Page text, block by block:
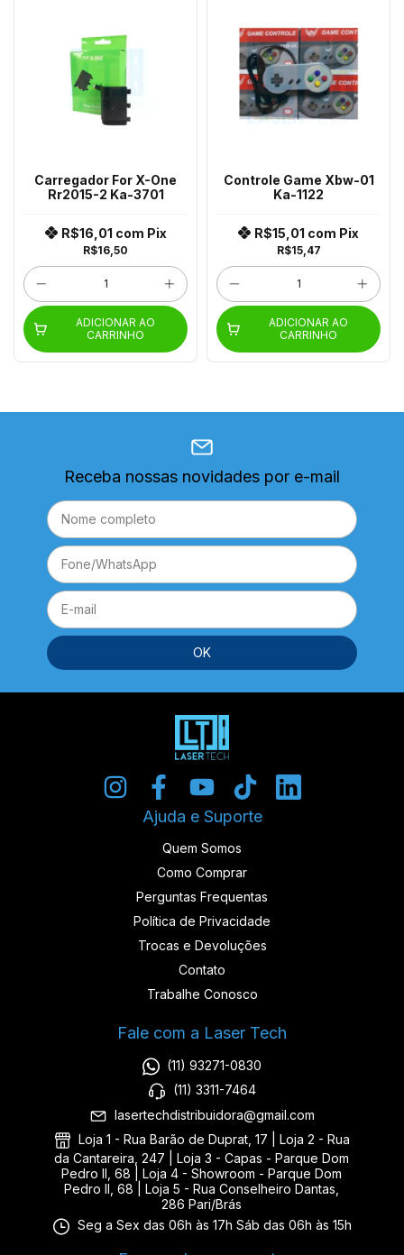
Carregador For X-One
Rr2015-2 Ka-3701
R$16,50
R$16,01 com Pix
ADICIONAR AO
CARRINHO
Controle Game Xbw-01
Ka-1122
R$15,47
R$15,01 com Pix
ADICIONAR AO
CARRINHO
Receba nossas novidades por e-mail
Ajuda e Suporte
Quem Somos
Como Comprar
Perguntas Frequentas
Política de Privacidade
Trocas e Devoluções
Contato
Trabalhe Conosco
Fale com a Laser Tech
(11) 93271-0830
(11) 3311-7464
lasertechdistribuidora@gmail.com
Loja 1 - Rua Barão de Duprat, 17 | Loja 2 - Rua
da Cantareira, 247 | Loja 3 - Capas - Parque Dom
Pedro II, 68 | Loja 4 - Showroom - Parque Dom
Pedro II, 68 | Loja 5 - Rua Conselheiro Dantas,
286 Pari/Brás
Seg a Sex das 06h às 17h Sáb das 06h às 15h